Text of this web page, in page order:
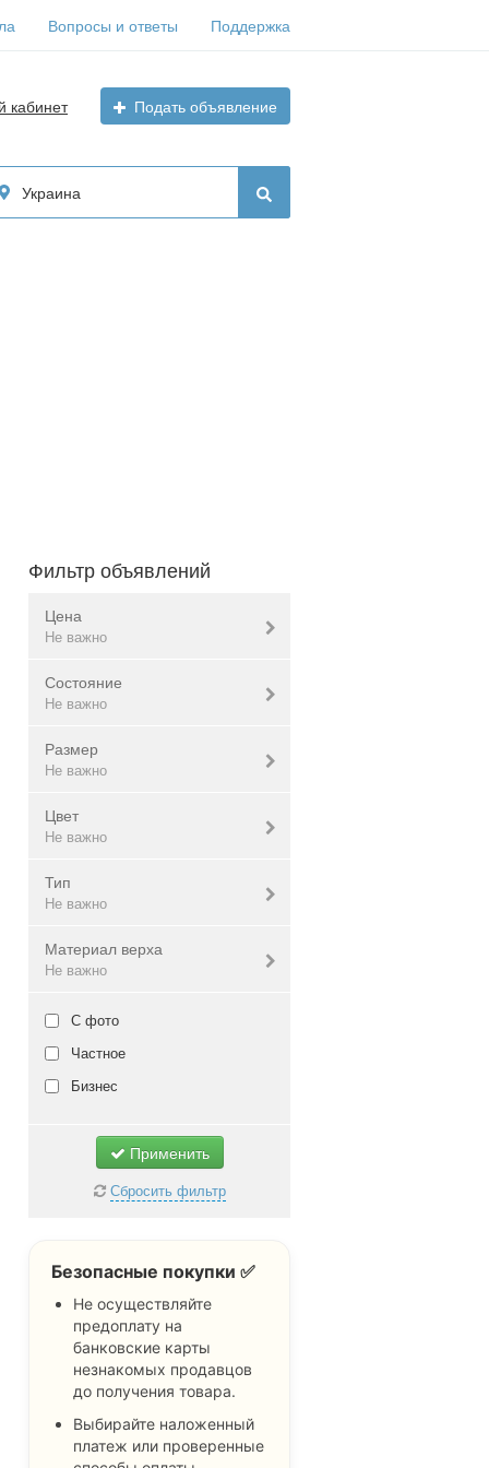
Вопросы и ответы Поддержка
кабинет Подать объявление
Украина
Фильтр объявлений
Цена
Не важно
Валюта:грн.
Не важно
Состояние
Не важно
Новое
Не важно
Размер
Не важно
до 16
17
19
20
21
22
23
29
30
31
32
34
Цвет
Не важно
баклажановый
белый
бордовый
бронзовый
голубой
желтый
изумрудный
капучино
коралловый
коричневый
кремовый
Тип
Не важно
кеды
Не важно
Материал верха
Не важно
кожа натуральная
кожа искусственная
сетка
Не важно
С фото
Частное
Бизнес
Применить
Сбросить фильтр
Безопасные покупки ✅
Не осуществляйте
предоплату на
банковские карты
незнакомых продавцов
до получения товара.
Выбирайте наложенный
платеж или проверенные